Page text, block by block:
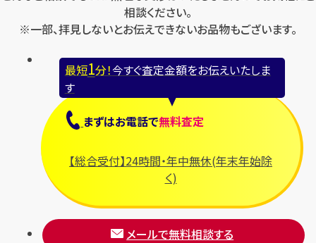
相談ください。
※一部、拝見しないとお伝えできないお品物もございます。
最短1分！今すぐ査定金額をお伝えいたしま
す
まずはお電話で無料査定
【総合受付】24時間・年中無休(年末年始除
く)
メールで無料相談する